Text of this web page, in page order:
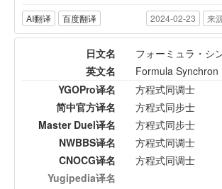
AI翻译 百度翻译 2024-02-23 来
日文名
フォーミュラ・シ
英文名
Formula Synchron
YGOPro译名
方程式同调士
简中官方译名
方程式同步士
Master Duel译名
方程式同步士
NWBBS译名
方程式同调士
CNOCG译名
方程式同调士
Yugipedia译名